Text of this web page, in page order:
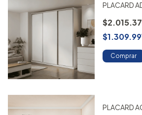
PLACARD
Comprar
PLACARD